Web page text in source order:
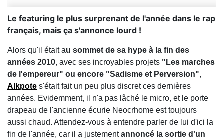
Le featuring le plus surprenant de l'année dans le rap
français, mais ça s'annonce lourd !
Alors qu'il était au sommet de sa hype à la fin des
années 2010, avec ses incroyables projets "Les marches
de l'empereur" ou encore "Sadisme et Perversion",
Alkpote s'était fait un peu plus discret ces dernières
années. Evidemment, il n'a pas lâché le micro, et le porte
drapeau de l'ancienne écurie Neocrhome est toujours
aussi chaud. Attendez-vous à entendre parler de lui d'ici la
fin de l'année, car il a justementannoncé la sortie d'un